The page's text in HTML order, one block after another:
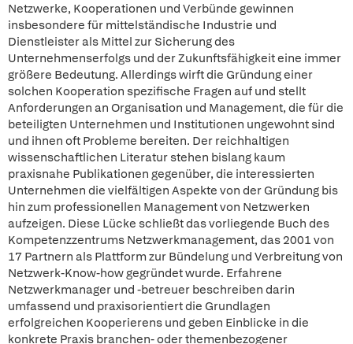
Netzwerke, Kooperationen und Verbünde gewinnen
insbesondere für mittelständische Industrie und
Dienstleister als Mittel zur Sicherung des
Unternehmenserfolgs und der Zukunftsfähigkeit eine immer
größere Bedeutung. Allerdings wirft die Gründung einer
solchen Kooperation spezifische Fragen auf und stellt
Anforderungen an Organisation und Management, die für die
beteiligten Unternehmen und Institutionen ungewohnt sind
und ihnen oft Probleme bereiten. Der reichhaltigen
wissenschaftlichen Literatur stehen bislang kaum
praxisnahe Publikationen gegenüber, die interessierten
Unternehmen die vielfältigen Aspekte von der Gründung bis
hin zum professionellen Management von Netzwerken
aufzeigen. Diese Lücke schließt das vorliegende Buch des
Kompetenzzentrums Netzwerkmanagement, das 2001 von
17 Partnern als Plattform zur Bündelung und Verbreitung von
Netzwerk-Know-how gegründet wurde. Erfahrene
Netzwerkmanager und -betreuer beschreiben darin
umfassend und praxisorientiert die Grundlagen
erfolgreichen Kooperierens und geben Einblicke in die
konkrete Praxis branchen- oder themenbezogener